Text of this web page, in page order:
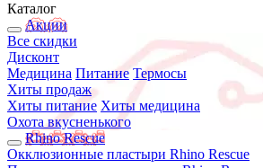
Каталог
Акции
Все скидки
Дисконт
Медицина Питание Термосы
Хиты продаж
Хиты питание Хиты медицина
Охота вкусненького
Rhino Rescue
Окклюзионные пластыри Rhino Rescue